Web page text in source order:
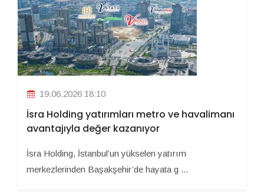
19.06.2026 18:10
İsra Holding yatırımları metro ve havalimanı
avantajıyla değer kazanıyor
İsra Holding, İstanbul’un yükselen yatırım
merkezlerinden Başakşehir’de hayata g ...